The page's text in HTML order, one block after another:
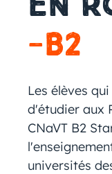
-B2
Les élèves
d'étudier aux
CNaVT B2
universités